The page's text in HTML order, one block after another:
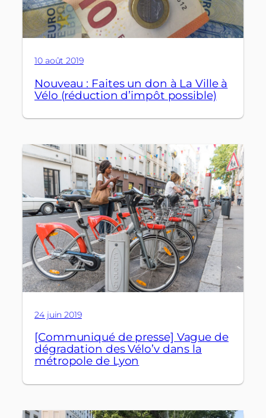
10 août 2019
Nouveau : Faites un don à La Ville à
Vélo (réduction d’impôt possible)
24 juin 2019
[Communiqué de presse] Vague de
dégradation des Vélo’v dans la
métropole de Lyon